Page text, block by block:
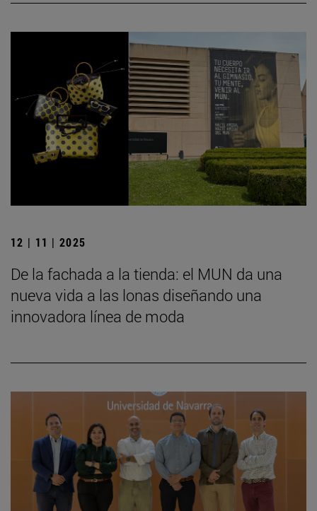
12 | 11 | 2025
De la fachada a la tienda: el MUN da una
nueva vida a las lonas diseñando una
innovadora línea de moda